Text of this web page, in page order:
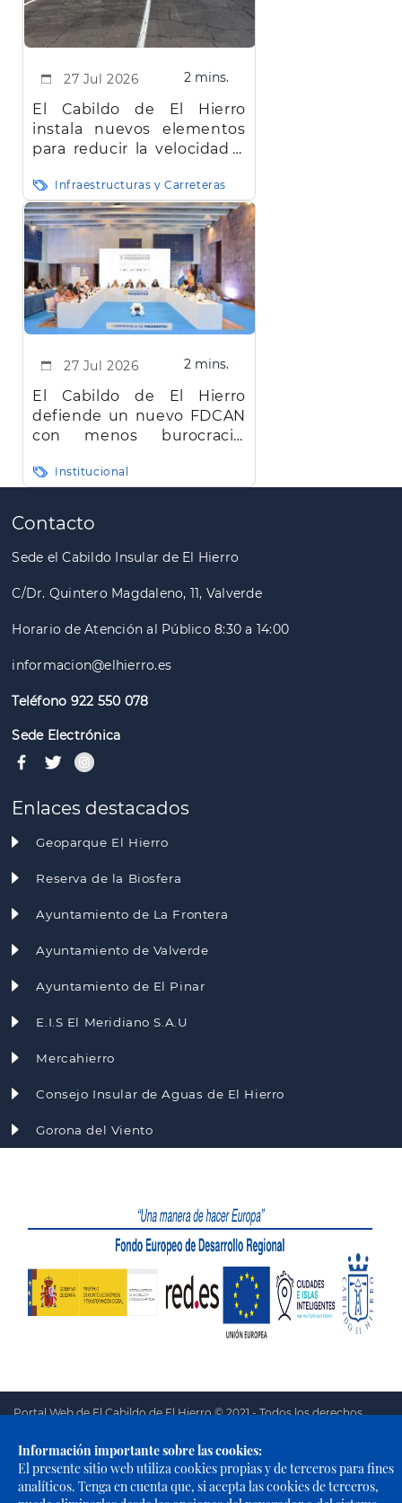
Información importante sobre las cookies:
El presente sitio web utiliza cookies propias y de terceros para fines
analíticos. Tenga en cuenta que, si acepta las cookies de terceros,
27 Jul 2026 2 mins.
El Cabildo de El Hierro
instala nuevos elementos
para reducir la velocidad y
la red insular
Infraestructuras y Carreteras
27 Jul 2026 2 mins.
El Cabildo de El Hierro
defiende un nuevo FDCAN
con menos burocracia,
Institucional
Paginación
Contacto
Sede el Cabildo Insular de El Hierro
C/Dr. Quintero Magdaleno, 11, Valverde
Horario de Atención al Público 8:30 a 14:00
informacion@elhierro.es
Teléfono 922 550 078
Sede Electrónica
Enlaces destacados
Geoparque El Hierro
Reserva de la Biosfera
Ayuntamiento de La Frontera
Ayuntamiento de Valverde
Ayuntamiento de El Pinar
E.I.S El Meridiano S.A.U
Mercahierro
Consejo Insular de Aguas de El Hierro
Gorona del Viento
Portal Web de El Cabildo de El Hierro © 2021 - Todos los derechos
Legal | Accesibilidad